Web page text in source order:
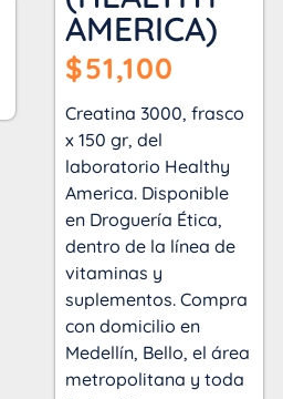
AMERICA)
$51,100
Creatina 3000, frasco
x 150 gr, del
laboratorio Healthy
America. Disponible
en Droguería Ética,
dentro de la línea de
vitaminas y
suplementos. Compra
con domicilio en
Medellín, Bello, el área
metropolitana y toda